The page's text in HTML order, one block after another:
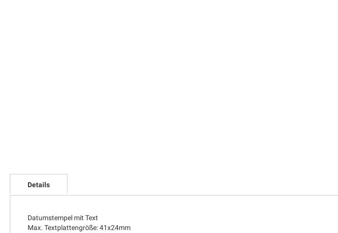
Details
Datumstempel mit Text
Max. Textplattengröße: 41x24mm